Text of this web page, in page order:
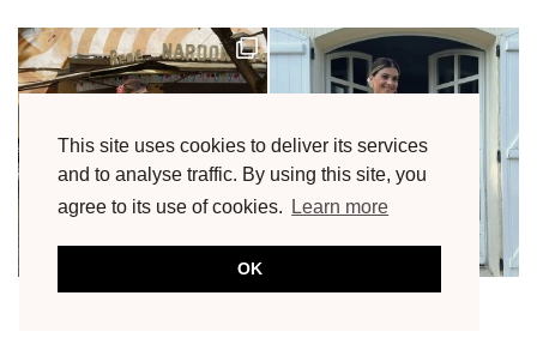
This site uses cookies to deliver its services
and to analyse traffic. By using this site, you
agree to its use of cookies.
Learn more
OK